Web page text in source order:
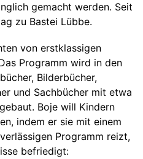
gemacht werden. Seit
zu Bastei Lübbe.
von erstklassigen
Programm wird in den
Bilderbücher,
und Sachbücher mit etwa
Boje will Kindern
indem er sie mit einem
Programm reizt,
befriedigt: